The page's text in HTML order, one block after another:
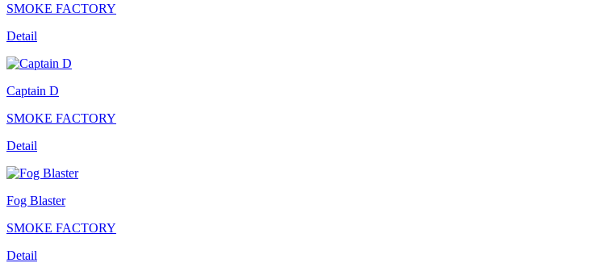
SMOKE FACTORY
Detail
Captain D
SMOKE FACTORY
Detail
Fog Blaster
SMOKE FACTORY
Detail